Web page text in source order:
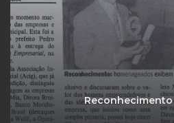
Reconhecimento